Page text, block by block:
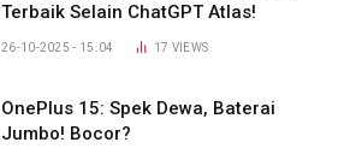
Terbaik Selain ChatGPT Atlas!
26-10-2025 - 15.04 17 VIEWS
OnePlus 15: Spek Dewa, Baterai
Jumbo! Bocor?